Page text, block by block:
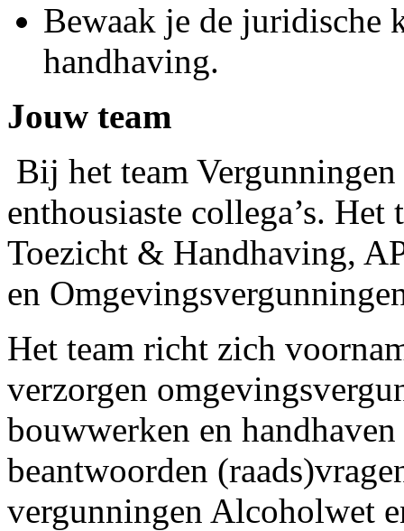
Bewaak je de juridische
handhaving.
Jouw team
Bij het team
enthousiaste collega’s.
Toezicht & Handhaving,
en
Het team richt zich
verzorgen
bouwwerken en
beantwoorden
vergunningen Alcoholwet